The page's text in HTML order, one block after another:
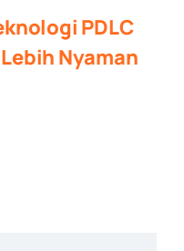
PDLC
Nyaman